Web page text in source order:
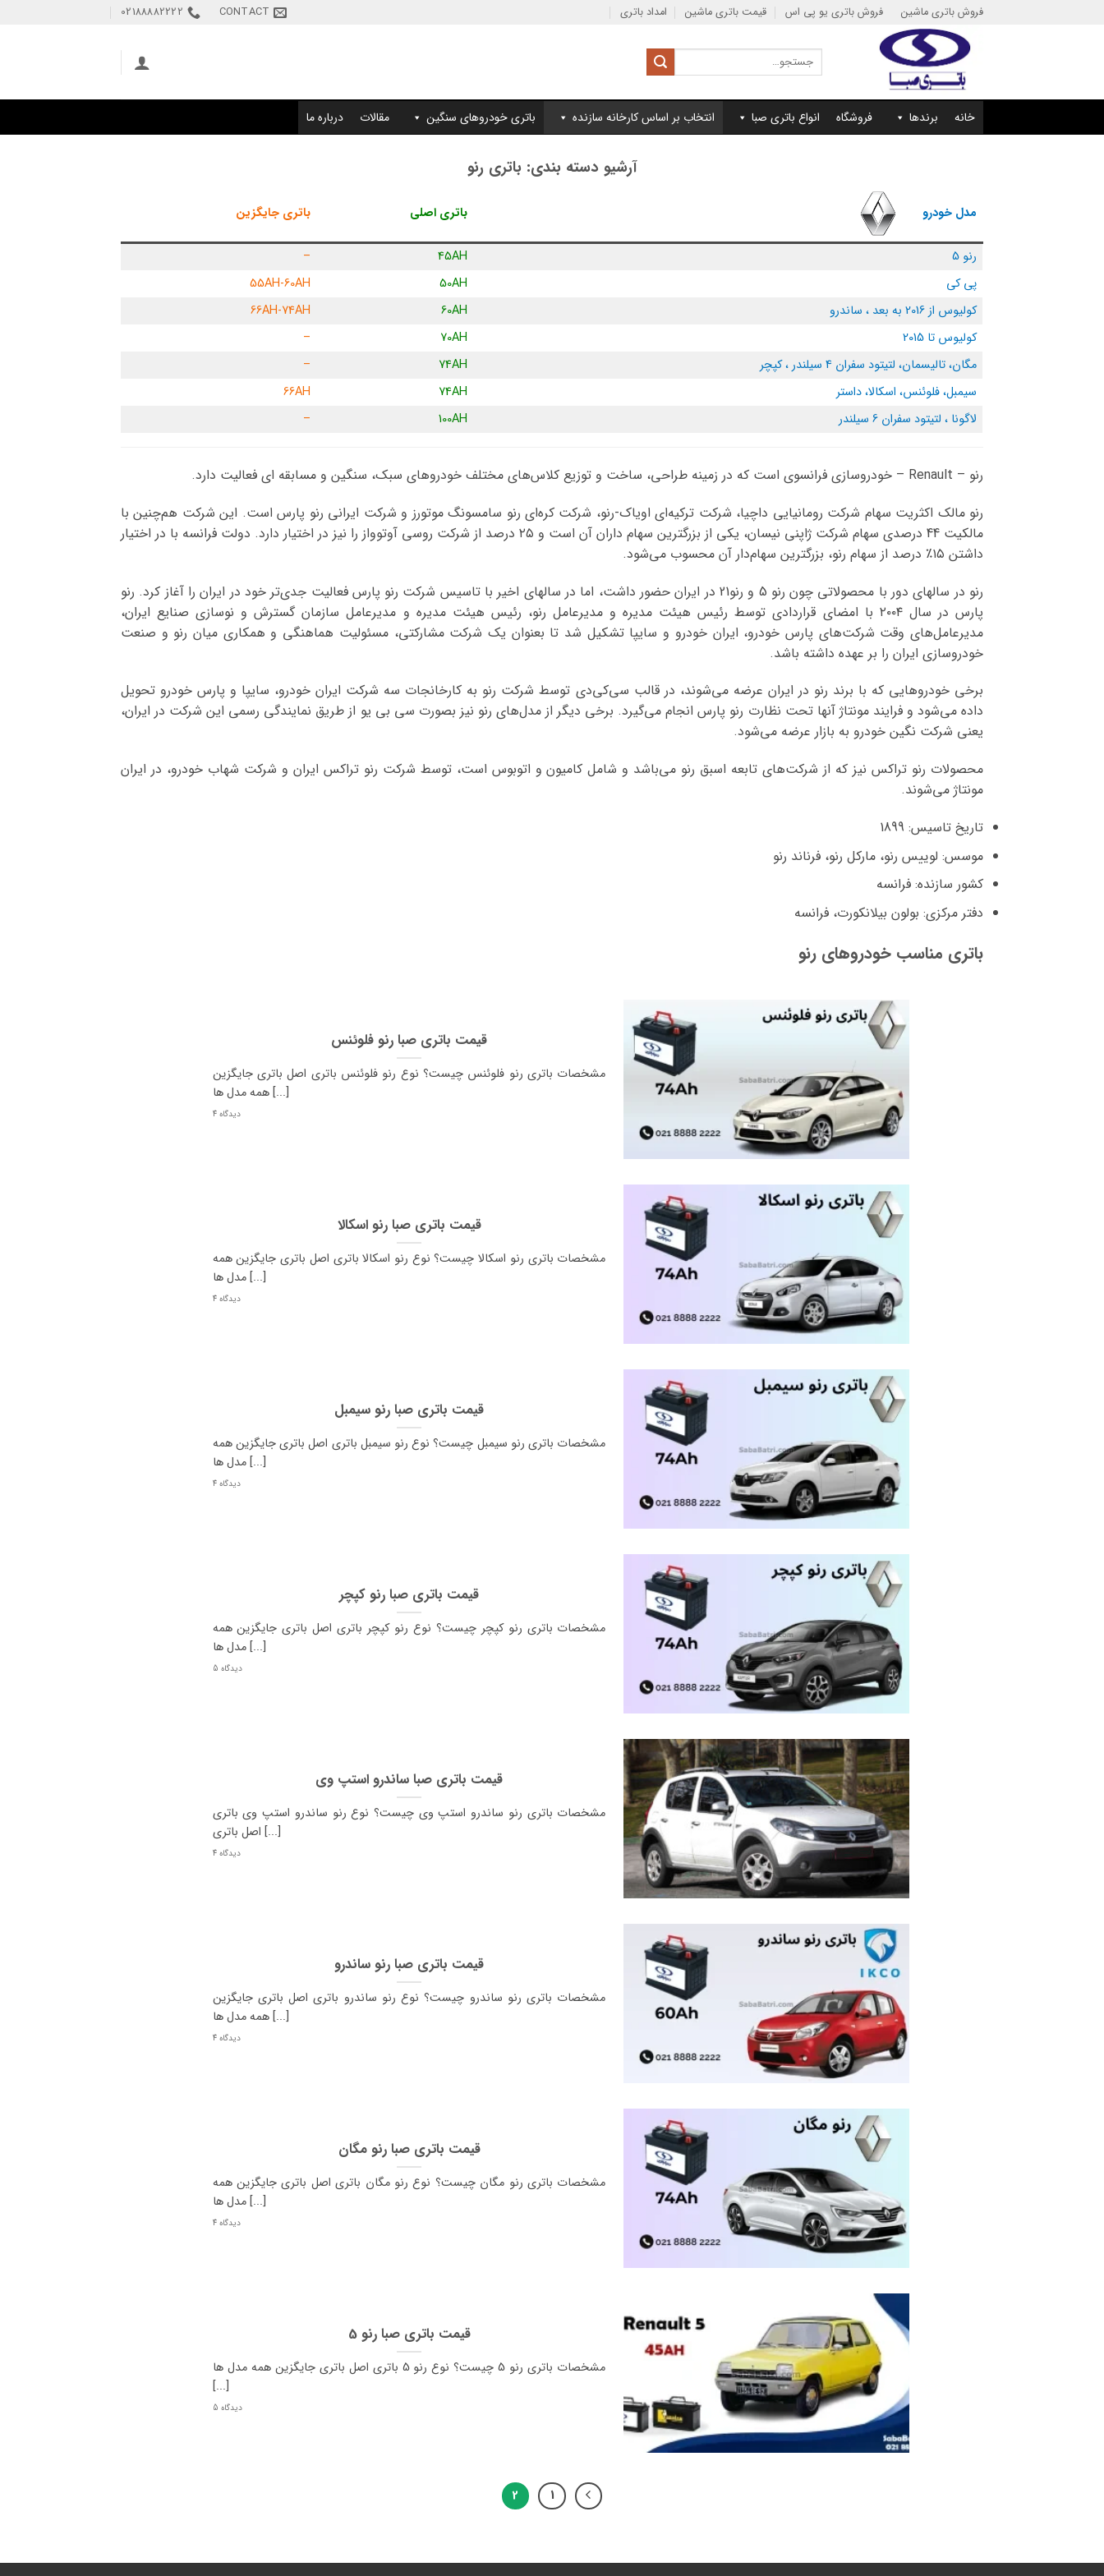
فروش باتری ماشین فروش باتری یو پی اس قیمت باتری ماشین امداد باتری CONTACT
02188882222
جستجو
برای:
خانه برندها فروشگاه انواع باتری صبا انتخاب بر اساس کارخانه سازنده باتری خودروهای سنگین مقالات درباره ما
آرشیو دسته بندی: باتری رنو
مدل خودرو باتری اصلی باتری جایگزین
رنو 5 45AH
–
پی کی
50AH
55AH-60AH
کولیوس از 2016 به بعد ، ساندرو
60AH
66AH-74AH
کولیوس تا 2015
70AH
–
مگان، تالیسمان، لتیتود سفران 4 سیلندر ، کپچر
74AH
–
سیمبل، فلوئنس، اسکالا، داستر
74AH
66AH
لاگونا ، لتیتود سفران 6 سیلندر
100AH
–
رنو – Renault – خودروسازی فرانسوی است که در زمینه طراحی، ساخت و توزیع کلاس‌های مختلف خودروهای سبک، سنگین و مسابقه ای فعالیت دارد.
رنو مالک اکثریت سهام شرکت رومانیایی داچیا، شرکت ترکیه‌ای اویاک-رنو، شرکت کره‌ای رنو سامسونگ موتورز و شرکت ایرانی رنو پارس است. این شرکت هم‌چنین با
مالکیت 44 درصدی سهام شرکت ژاپنی نیسان، یکی از بزرگترین سهام داران آن است و ۲۵ درصد از شرکت روسی آوتوواز را نیز در اختیار دارد. دولت فرانسه با در اختیار
داشتن ۱۵٪ درصد از سهام رنو، بزرگترین سهام‌دار آن محسوب می‌شود.
رنو در سالهای دور با محصولاتی چون رنو 5 و رنو21 در ایران حضور داشت، اما در سالهای اخیر با تاسیس شرکت رنو پارس فعالیت جدی‌تر خود در ایران را آغاز کرد. رنو
پارس در سال ۲۰۰۴ با امضای قراردادی توسط رئیس هیئت مدیره و مدیرعامل رنو، رئیس هیئت مدیره و مدیرعامل سازمان گسترش و نوسازی صنایع ایران،
مدیرعامل‌های وقت شرکت‌های پارس خودرو، ایران خودرو و سایپا تشکیل شد تا بعنوان یک شرکت مشارکتی، مسئولیت هماهنگی و همکاری میان رنو و صنعت
خودروسازی ایران را بر عهده داشته باشد.
برخی خودروهایی که با برند رنو در ایران عرضه می‌شوند، در قالب سی‌کی‌دی توسط شرکت رنو به کارخانجات سه شرکت ایران خودرو، سایپا و پارس خودرو تحویل
داده می‌شود و فرایند مونتاژ آنها تحت نظارت رنو پارس انجام می‌گیرد. برخی دیگر از مدل‌های رنو نیز بصورت سی بی یو از طریق نمایندگی رسمی این شرکت در ایران،
یعنی شرکت نگین خودرو به بازار عرضه می‌شود.
محصولات رنو تراکس نیز که از شرکت‌های تابعه اسبق رنو می‌باشد و شامل کامیون و اتوبوس است، توسط شرکت رنو تراکس ایران و شرکت شهاب خودرو، در ایران
مونتاژ می‌شوند.
تاریخ تاسیس: 1899
موسس: لوییس رنو، مارکل رنو، فرناند رنو
کشور سازنده: فرانسه
دفتر مرکزی: بولون بیلانکورت، فرانسه
باتری مناسب خودروهای رنو
قیمت باتری صبا رنو فلوئنس
مشخصات باتری رنو فلوئنس چیست؟ نوع رنو فلوئنس باتری اصل باتری جایگزین
همه مدل ها [...]
4 دیدگاه
قیمت باتری صبا رنو اسکالا
مشخصات باتری رنو اسکالا چیست؟ نوع رنو اسکالا باتری اصل باتری جایگزین همه
مدل ها [...]
4 دیدگاه
قیمت باتری صبا رنو سیمبل
مشخصات باتری رنو سیمبل چیست؟ نوع رنو سیمبل باتری اصل باتری جایگزین همه
مدل ها [...]
4 دیدگاه
قیمت باتری صبا رنو کپچر
مشخصات باتری رنو کپچر چیست؟ نوع رنو کپچر باتری اصل باتری جایگزین همه
مدل ها [...]
5 دیدگاه
قیمت باتری صبا ساندرو استپ وی
مشخصات باتری رنو ساندرو استپ وی چیست؟ نوع رنو ساندرو استپ وی باتری
اصل باتری [...]
4 دیدگاه
قیمت باتری صبا رنو ساندرو
مشخصات باتری رنو ساندرو چیست؟ نوع رنو ساندرو باتری اصل باتری جایگزین
همه مدل ها [...]
4 دیدگاه
قیمت باتری صبا رنو مگان
مشخصات باتری رنو مگان چیست؟ نوع رنو مگان باتری اصل باتری جایگزین همه
مدل ها [...]
4 دیدگاه
قیمت باتری صبا رنو 5
مشخصات باتری رنو 5 چیست؟ نوع رنو 5 باتری اصل باتری جایگزین همه مدل ها
[...]
5 دیدگاه
1
2